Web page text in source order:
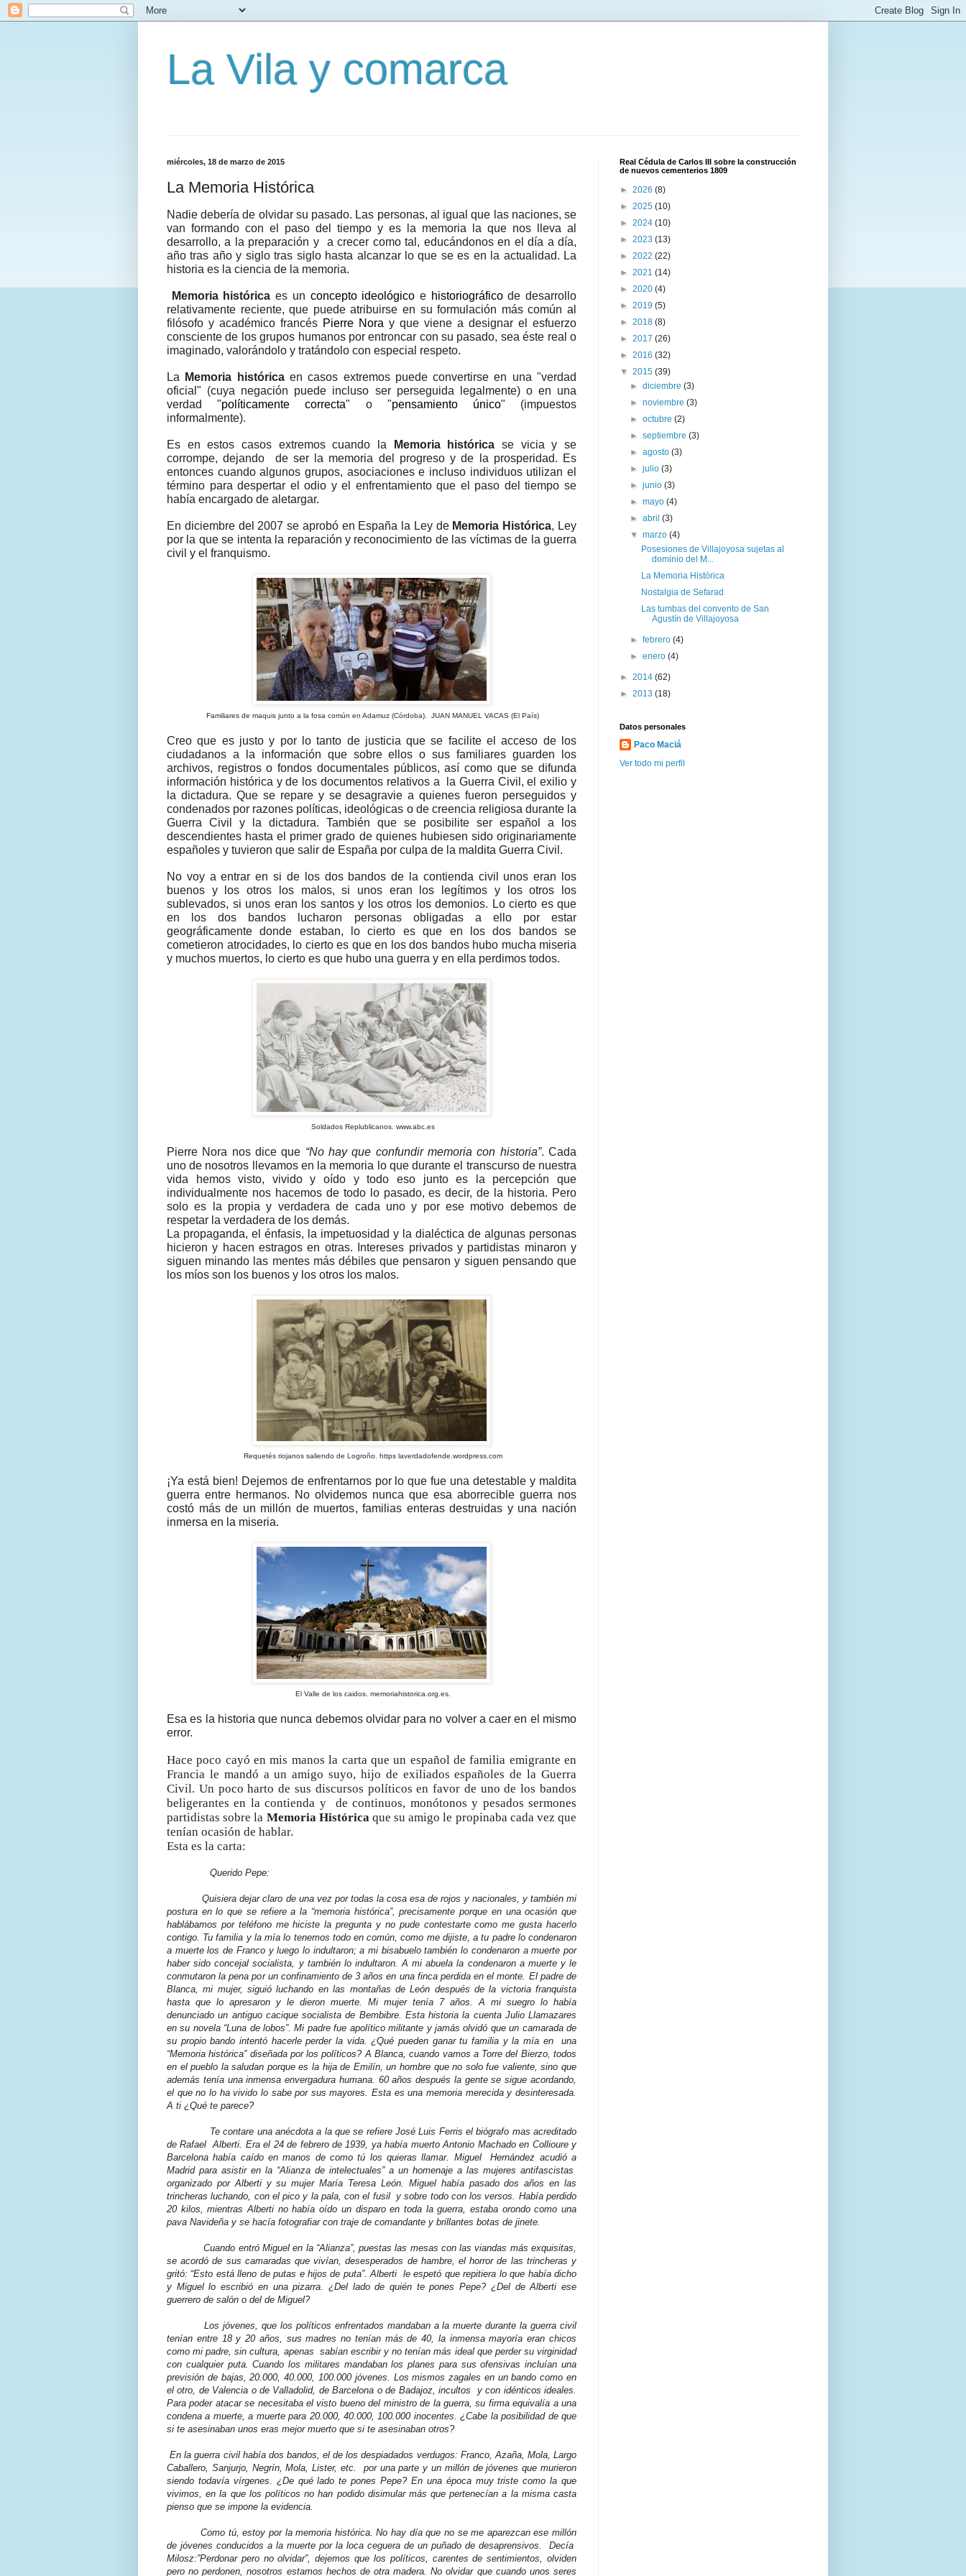
La Vila y comarca
miércoles, 18 de marzo de 2015
La Memoria Histórica
Nadie debería de olvidar su pasado. Las personas, al igual que las naciones, se
van formando con el paso del tiempo y es la memoria la que nos lleva al
desarrollo, a la preparación y
a crecer como tal, educándonos en el día a día,
año tras año y siglo tras siglo hasta alcanzar lo que se es en la actualidad. La
historia es la ciencia de la memoria.
Memoria histórica es un concepto ideológico e historiográficode desarrollo
relativamente reciente, que puede atribuirse en su formulación más común al
filósofo y académico francés Pierre Nora y que viene a designar el esfuerzo
consciente de los grupos humanos por entroncar con su pasado, sea éste real o
imaginado, valorándolo y tratándolo con especial respeto.
La Memoria históricaen casos extremos puede convertirse en una "verdad
oficial" (cuya negación puede incluso ser perseguida legalmente) o en una
verdad "políticamente correcta" o "pensamiento único" (impuestos
informalmente).
Es en estos casos extremos cuando la Memoria histórica se vicia y se
corrompe, dejando
de ser la memoria del progreso y de la prosperidad. Es
entonces cuando algunos grupos, asociaciones e incluso individuos utilizan el
término para despertar el odio y el enfrentamiento que el paso del tiempo se
había encargado de aletargar.
En diciembre del 2007 se aprobó en España la Ley de Memoria Histórica, Ley
por la que se intenta la reparación y reconocimiento de las víctimas de la guerra
civil y el franquismo.
Familiares de maquis junto a la fosa común en Adamuz (Córdoba). JUAN MANUEL VACAS (El País)
Creo que es justo y por lo tanto de justicia que se facilite el acceso de los
ciudadanos a la información que sobre ellos o sus familiares guarden los
archivos, registros o fondos documentales públicos, así como que se difunda
información histórica y de los documentos relativos a la Guerra Civil, el exilio y
la dictadura. Que se repare y se desagravie a quienes fueron perseguidos y
condenados por razones políticas, ideológicas o de creencia religiosa durante la
Guerra Civil y la dictadura. También que se posibilite ser español a los
descendientes hasta el primer grado de quienes hubiesen sido originariamente
españoles y tuvieron que salir de España por culpa de la maldita Guerra Civil.
No voy a entrar en si de los dos bandos de la contienda civil unos eran los
buenos y los otros los malos, si unos eran los legítimos y los otros los
sublevados, si unos eran los santos y los otros los demonios. Lo cierto es que
en los dos bandos lucharon personas obligadas a ello por estar
geográficamente donde estaban, lo cierto es que en los dos bandos se
cometieron atrocidades, lo cierto es que en los dos bandos hubo mucha miseria
y muchos muertos, lo cierto es que hubo una guerra y en ella perdimos todos.
Soldados Replublicanos. www.abc.es
Pierre Nora nos dice que “No hay que confundir memoria con historia”. Cada
uno de nosotros llevamos en la memoria lo que durante el transcurso de nuestra
vida hemos visto, vivido y oído y todo eso junto es la percepción que
individualmente nos hacemos de todo lo pasado, es decir, de la historia. Pero
solo es la propia y verdadera de cada uno y por ese motivo debemos de
respetar la verdadera de los demás.
La propaganda, el énfasis, la impetuosidad y la dialéctica de algunas personas
hicieron y hacen estragos en otras. Intereses privados y partidistas minaron y
siguen minando las mentes más débiles que pensaron y siguen pensando que
los míos son los buenos y los otros los malos.
Requetés riojanos saliendo de Logroño. https laverdadofende.wordpress.com
¡Ya está bien! Dejemos de enfrentarnos por lo que fue una detestable y maldita
guerra entre hermanos. No olvidemos nunca que esa aborrecible guerra nos
costó más de un millón de muertos, familias enteras destruidas y una nación
inmersa en la miseria.
El Valle de los caidos. memoriahistorica.org.es.
Esa es la historia que nunca debemos olvidar para no volver a caer en el mismo
error.
Hace poco cayó en mis manos la carta que un español de familia emigrante en
Francia le mandó a un amigo suyo, hijo de exiliados españoles de la Guerra
Civil. Un poco harto de sus discursos políticos en favor de uno de los bandos
beligerantes en la contienda y
de continuos, monótonos y pesados sermones
partidistas sobre la Memoria Histórica que su amigo le propinaba cada vez que
tenían ocasión de hablar.
Esta es la carta:
Querido Pepe:
Quisiera dejar claro de una vez por todas la cosa esa de rojos y nacionales, y también mi
postura en lo que se refiere a la “memoria histórica”, precisamente porque en una ocasión que
hablábamos por teléfono me hiciste la pregunta y no pude contestarte como me gusta hacerlo
contigo. Tu familia y la mía lo tenemos todo en común, como me dijiste, a tu padre lo condenaron
a muerte los de Franco y luego lo indultaron; a mi bisabuelo también lo condenaron a muerte por
haber sido concejal socialista, y también lo indultaron. A mi abuela la condenaron a muerte y le
conmutaron la pena por un confinamiento de 3 años en una finca perdida en el monte. El padre de
Blanca, mi mujer, siguió luchando en las montañas de León después de la victoria franquista
hasta que lo apresaron y le dieron muerte. Mi mujer tenía 7 años. A mi suegro lo había
denunciado un antiguo cacique socialista de Bembibre. Esta historia la cuenta Julio Llamazares
en su novela “Luna de lobos”. Mi padre fue apolítico militante y jamás olvidó que un camarada de
su propio bando intentó hacerle perder la vida. ¿Qué pueden ganar tu familia y la mía en una
“Memoria histórica” diseñada por los políticos? A Blanca, cuando vamos a Torre del Bierzo, todos
en el pueblo la saludan porque es la hija de Emilín, un hombre que no solo fue valiente, sino que
además tenía una inmensa envergadura humana. 60 años después la gente se sigue acordando,
el que no lo ha vivido lo sabe por sus mayores. Esta es una memoria merecida y desinteresada.
A ti ¿Qué te parece?
Te contare una anécdota a la que se refiere José Luis Ferris el biógrafo mas acreditado
de Rafael
Alberti. Era el 24 de febrero de 1939, ya había muerto Antonio Machado en Collioure y
Barcelona había caído en manos de como tú los quieras llamar. Miguel
Hernández acudió a
Madrid para asistir en la “Alianza de intelectuales” a un homenaje a las mujeres antifascistas
organizado por Alberti y su mujer María Teresa León. Miguel había pasado dos años en las
trincheras luchando, con el pico y la pala, con el fusil y sobre todo con los versos. Había perdido
20 kilos, mientras Alberti no había oído un disparo en toda la guerra, estaba orondo como una
pava Navideña y se hacía fotografiar con traje de comandante y brillantes botas de jinete.
Cuando entró Miguel en la “Alianza”, puestas las mesas con las viandas más exquisitas,
se acordó de sus camaradas que vivían, desesperados de hambre, el horror de las trincheras y
gritó: “Esto está lleno de putas e hijos de puta”. Alberti
le espetó que repitiera lo que había dicho
y Miguel lo escribió en una pizarra. ¿Del lado de quién te pones Pepe? ¿Del de Alberti ese
guerrero de salón o del de Miguel?
Los jóvenes, que los políticos enfrentados mandaban a la muerte durante la guerra civil
tenían entre 18 y 20 años, sus madres no tenían más de 40, la inmensa mayoría eran chicos
como mi padre, sin cultura, apenas sabían escribir y no tenían más ideal que perder su virginidad
con cualquier puta. Cuando los militares mandaban los planes para sus ofensivas incluían una
previsión de bajas, 20.000, 40.000, 100.000 jóvenes. Los mismos zagales en un bando como en
el otro, de Valencia o de Valladolid, de Barcelona o de Badajoz, incultos
y con idénticos ideales.
Para poder atacar se necesitaba el visto bueno del ministro de la guerra, su firma equivalía a una
condena a muerte, a muerte para 20.000, 40.000, 100.000 inocentes. ¿Cabe la posibilidad de que
si te asesinaban unos eras mejor muerto que si te asesinaban otros?
En la guerra civil había dos bandos, el de los despiadados verdugos: Franco, Azaña, Mola, Largo
Caballero, Sanjurjo, Negrín, Mola, Lister, etc.
por una parte y un millón de jóvenes que murieron
siendo todavía vírgenes. ¿De qué lado te pones Pepe? En una época muy triste como la que
vivimos, en la que los políticos no han podido disimular más que pertenecían a la misma casta
pienso que se impone la evidencia.
Como tú, estoy por la memoria histórica. No hay día que no se me aparezcan ese millón
de jóvenes conducidos a la muerte por la loca ceguera de un puñado de desaprensivos.
Decía
Milosz:”Perdonar pero no olvidar”, dejemos que los políticos, carentes de sentimientos, olviden
pero no perdonen, nosotros estamos hechos de otra madera. No olvidar que cuando unos seres
Real Cédula de Carlos III sobre la construcción
de nuevos cementerios 1809
► 2026 (8)
► 2025 (10)
► 2024 (10)
► 2023 (13)
► 2022 (22)
► 2021 (14)
► 2020 (4)
► 2019 (5)
► 2018 (8)
► 2017 (26)
► 2016 (32)
▼ 2015 (39)
►diciembre(3)
►noviembre(3)
►octubre(2)
►septiembre(3)
►agosto(3)
►julio(3)
►junio(3)
►mayo(4)
►abril(3)
▼marzo(4)
Posesiones de Villajoyosa sujetas al
dominio del M...
La Memoria Histórica
Nostalgia de Sefarad
Las tumbas del convento de San
Agustín de Villajoyosa
►febrero(4)
►enero(4)
► 2014 (62)
► 2013 (18)
Datos personales
Paco Maciá
Ver todo mi perfil